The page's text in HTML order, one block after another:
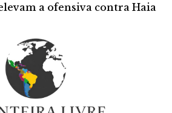
a ofensiva contra Haia